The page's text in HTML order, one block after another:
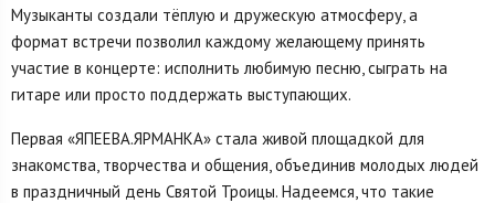
Музыканты создали тёплую и дружескую атмосферу, а
формат встречи позволил каждому желающему принять
участие в концерте: исполнить любимую песню, сыграть на
гитаре или просто поддержать выступающих.
Первая «ЯПЕЕВА.ЯРМАНКА» стала живой площадкой для
знакомства, творчества и общения, объединив молодых людей
в праздничный день Святой Троицы. Надеемся, что такие